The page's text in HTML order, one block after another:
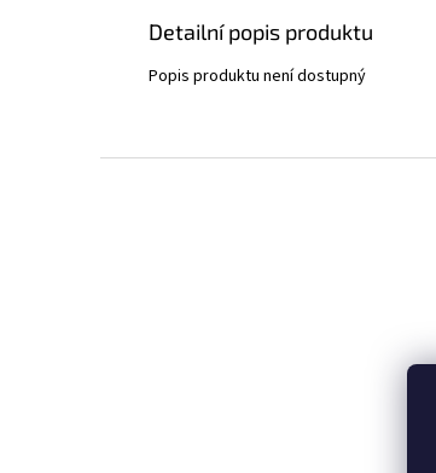
Detailní popis produktu
Popis produktu není dostupný